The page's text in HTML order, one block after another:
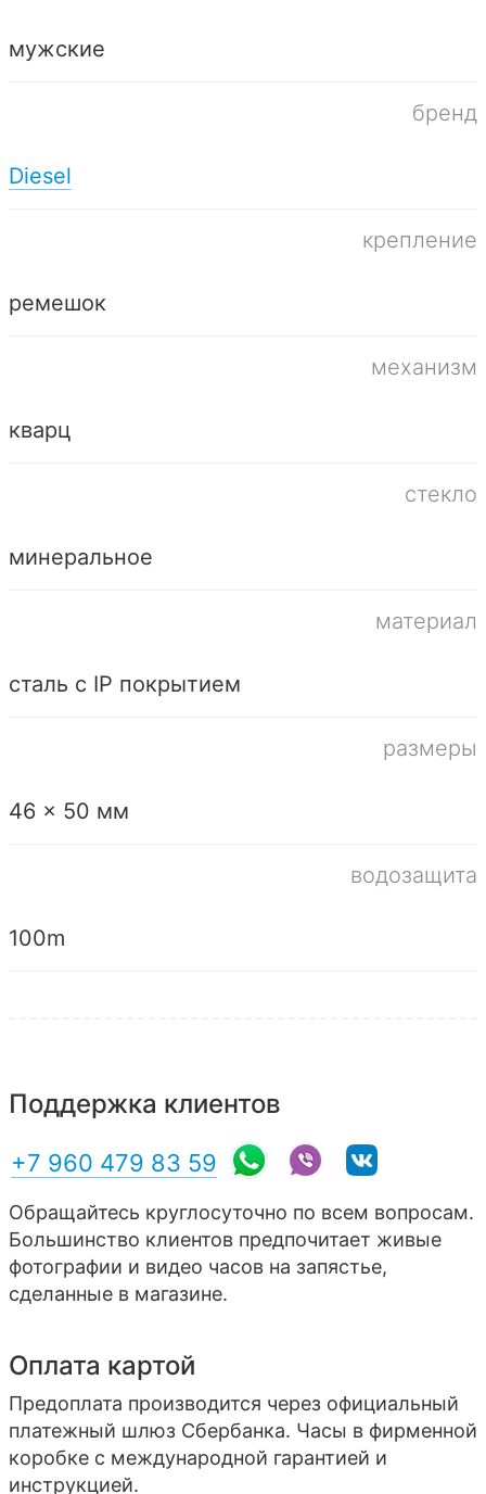
мужские
бренд
Diesel
крепление
ремешок
механизм
кварц
стекло
минеральное
материал
сталь с IP покрытием
размеры
46 x 50 мм
водозащита
100m
Поддержка клиентов
+7 960 479 83 59
Обращайтесь круглосуточно по всем вопросам.
Большинство клиентов предпочитает живые
фотографии и видео часов на запястье,
сделанные в магазине.
Оплата картой
Предоплата производится через официальный
платежный шлюз Сбербанка. Часы в фирменной
коробке с международной гарантией и
инструкцией.